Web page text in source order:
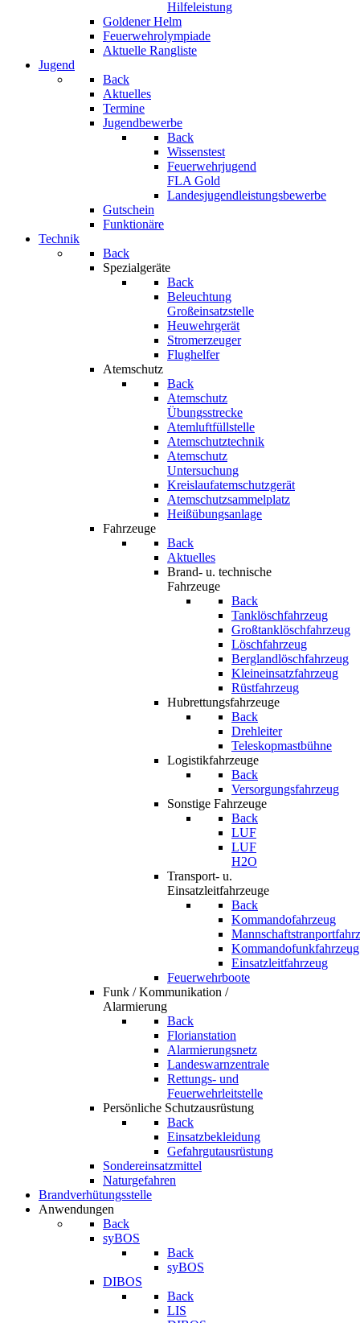
Hilfeleistung
Goldener Helm
Feuerwehrolympiade
Aktuelle Rangliste
Jugend
Back
Aktuelles
Termine
Jugendbewerbe
Back
Wissenstest
Feuerwehrjugend
FLA Gold
Landesjugendleistungsbewerbe
Gutschein
Funktionäre
Technik
Back
Spezialgeräte
Back
Beleuchtung
Großeinsatzstelle
Heuwehrgerät
Stromerzeuger
Flughelfer
Atemschutz
Back
Atemschutz
Übungsstrecke
Atemluftfüllstelle
Atemschutztechnik
Atemschutz
Untersuchung
Kreislaufatemschutzgerät
Atemschutzsammelplatz
Heißübungsanlage
Fahrzeuge
Back
Aktuelles
Brand- u. technische
Fahrzeuge
Back
Tanklöschfahrzeug
Großtanklöschfahrzeug
Löschfahrzeug
Berglandlöschfahrzeug
Kleineinsatzfahrzeug
Rüstfahrzeug
Hubrettungsfahrzeuge
Back
Drehleiter
Teleskopmastbühne
Logistikfahrzeuge
Back
Versorgungsfahrzeug
Sonstige Fahrzeuge
Back
LUF
LUF
H2O
Transport- u.
Einsatzleitfahrzeuge
Back
Kommandofahrzeug
Kommandofunkfahrzeug
Einsatzleitfahrzeug
Feuerwehrboote
Funk / Kommunikation /
Alarmierung
Back
Florianstation
Alarmierungsnetz
Landeswarnzentrale
Rettungs- und
Feuerwehrleitstelle
Persönliche Schutzausrüstung
Back
Einsatzbekleidung
Gefahrgutausrüstung
Sondereinsatzmittel
Naturgefahren
Brandverhütungsstelle
Anwendungen
Back
syBOS
Back
syBOS
DIBOS
Back
LIS